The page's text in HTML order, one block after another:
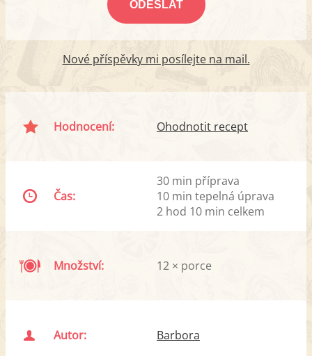
Nové příspěvky mi posílejte na mail.
Hodnocení: Ohodnotit recept
Čas:
30 min příprava
10 min tepelná úprava
2 hod 10 min celkem
Množství: 12 × porce
Autor: Barbora